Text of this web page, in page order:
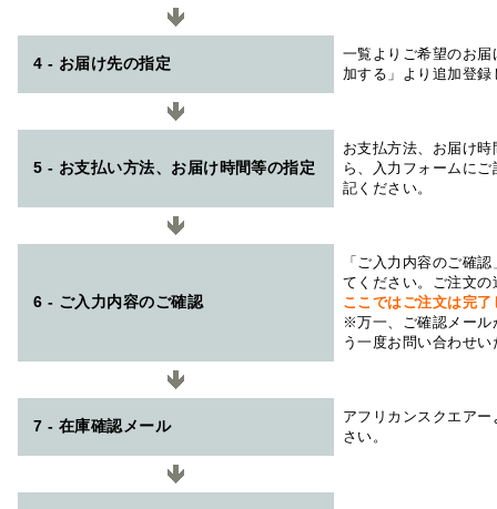
4 - お届け先の指定
一覧よりご希望のお
加する」より追加登
5 - お支払い方法、お届け時間等の指定
お支払方法、お届け
ら、入力フォームに
記ください。
6 - ご入力内容のご確認
「ご入力内容のご確
てください。ご注文
ここではご注文は完
※万一、ご確認メール
う一度お問い合わせ
7 - 在庫確認メール
アフリカンスクエアー
さい。